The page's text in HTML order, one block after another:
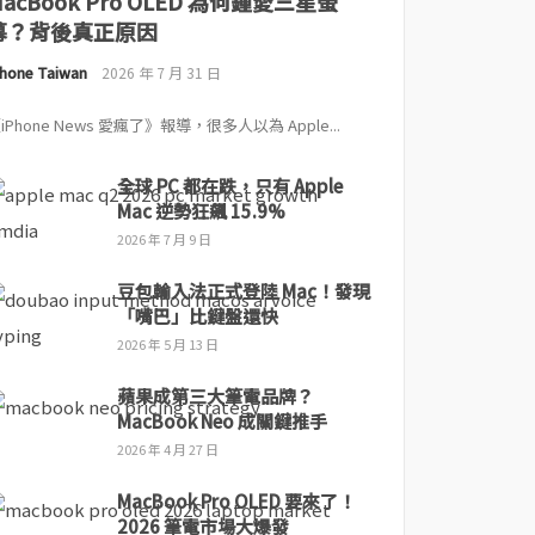
？背後真正原因
Taiwan 2026 年 7 月 31 日
News 愛瘋了》報導，很多人以為 Apple...
全球 PC 都在跌，只有 Apple
Mac 逆勢狂飆 15.9%
2026 年 7 月 9 日
豆包輸入法正式登陸 Mac！發現
「嘴巴」比鍵盤還快
2026 年 5 月 13 日
蘋果成第三大筆電品牌？
MacBook Neo 成關鍵推手
2026 年 4 月 27 日
MacBook Pro OLED 要來了！
2026 筆電市場大爆發